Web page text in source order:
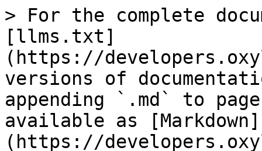
> For the complete
[llms.txt]
(https://
versions of
appending `.md` to
available as [Markdown]
(https://